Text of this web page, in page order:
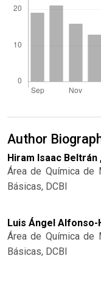
Author
Hiram Isaac Beltrán
Área de Química de
Básicas, DCBI
Luis Ángel
Área de Química de
Básicas, DCBI